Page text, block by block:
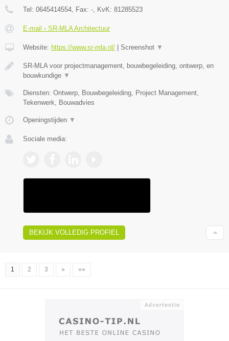
Tel: 0645414554, Fax: -, KvK: 81285523
E-mail › SR-MLA Architectuur
Website: https://www.sr-mla.nl/ Screenshot ▼
SR-MLA voor projectmanagement, bouwbegeleiding, ontwerp, en
bouwkundige ▼
Diensten: Ontwerp, Bouwbegeleiding, Project Management,
Tekenwerk, Bouwadvies
Openingstijden ▼
Sociale media:
BEKIJK VOLLEDIG PROFIEL
1 2 3 » »»